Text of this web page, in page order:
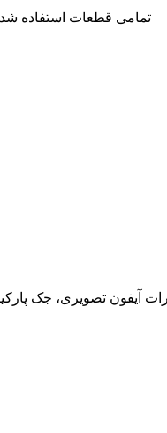
تمامی قطعات استفاده
آیفون تصویری، جک